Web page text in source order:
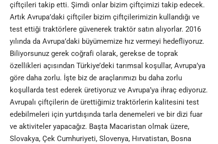
çiftçileri takip etti. Şimdi onlar bizim çiftçimizi takip edecek.
Artık Avrupa’daki çiftçiler bizim çiftçilerimizin kullandığı ve
test ettiği traktörlere güvenerek traktör satın alıyorlar. 2016
yılında da Avrupa’daki büyümemize hız vermeyi hedefliyoruz.
Biliyorsunuz gerek coğrafi olarak, gerekse de toprak
özellikleri açısından Türkiye’deki tarımsal koşullar, Avrupa’ya
göre daha zorlu. İşte biz de araçlarımızı bu daha zorlu
koşullarda test ederek üretiyoruz ve Avrupa’ya ihraç ediyoruz.
Avrupalı çiftçilerin de ürettiğimiz traktörlerin kalitesini test
edebilmeleri için yurtdışında tarla denemeleri ve bir dizi fuar
ve aktiviteler yapacağız. Başta Macaristan olmak üzere,
Slovakya, Çek Cumhuriyeti, Slovenya, Hırvatistan, Bosna